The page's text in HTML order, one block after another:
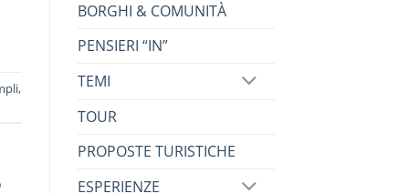
,
BORGHI & COMUNITÀ
PENSIERI “IN”
TEMI
TOUR
PROPOSTE TURISTICHE
ESPERIENZE